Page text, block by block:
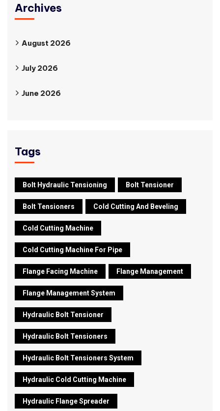
Archives
August 2026
July 2026
June 2026
Tags
Bolt Hydraulic Tensioning Bolt Tensioner
Bolt Tensioners Cold Cutting And Beveling
Cold Cutting Machine
Cold Cutting Machine For Pipe
Flange Facing Machine Flange Management
Flange Management System
Hydraulic Bolt Tensioner
Hydraulic Bolt Tensioners
Hydraulic Bolt Tensioners System
Hydraulic Cold Cutting Machine
Hydraulic Flange Spreader